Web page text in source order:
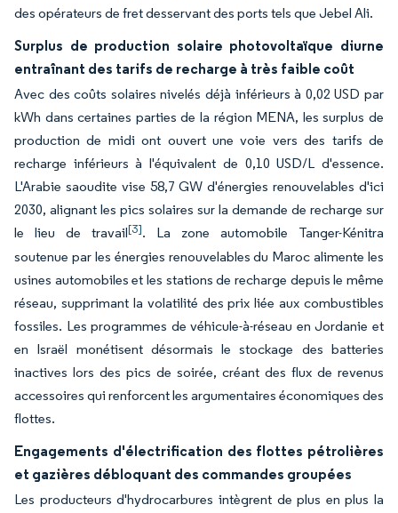
des opérateurs de fret desservant des ports tels que Jebel Ali.
Surplus de production solaire photovoltaïque diurne
entraînant des tarifs de recharge à très faible coût
Avec des coûts solaires nivelés déjà inférieurs à 0,02 USD par
kWh dans certaines parties de la région MENA, les surplus de
production de midi ont ouvert une voie vers des tarifs de
recharge inférieurs à l'équivalent de 0,10 USD/L d'essence.
L'Arabie saoudite vise 58,7 GW d'énergies renouvelables d'ici
2030, alignant les pics solaires sur la demande de recharge sur
le lieu de travail[3]. La zone automobile Tanger-Kénitra
soutenue par les énergies renouvelables du Maroc alimente les
usines automobiles et les stations de recharge depuis le même
réseau, supprimant la volatilité des prix liée aux combustibles
fossiles. Les programmes de véhicule-à-réseau en Jordanie et
en Israël monétisent désormais le stockage des batteries
inactives lors des pics de soirée, créant des flux de revenus
accessoires qui renforcent les argumentaires économiques des
flottes.
Engagements d'électrification des flottes pétrolières
et gazières débloquant des commandes groupées
Les producteurs d'hydrocarbures intègrent de plus en plus la